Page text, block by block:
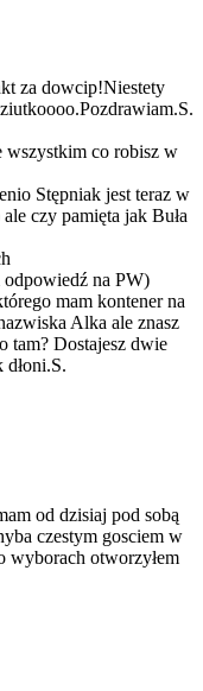
za dowcip!Niestety
wszystkim co robisz w
Stępniak jest teraz w
czy pamięta jak Buła
na PW)
mam kontener na
Alka ale znasz
tam? Dostajesz dwie
od dzisiaj pod sobą
czestym gosciem w
wyborach otworzyłem